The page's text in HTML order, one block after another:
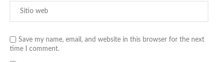
Save my name, email, and website in this browser for the next
time I comment.